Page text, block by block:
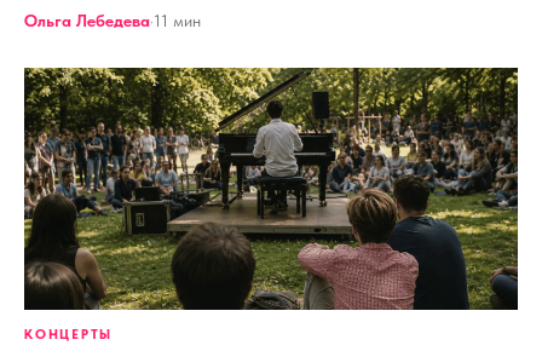
Ольга Лебедева·11 мин
КОНЦЕРТЫ